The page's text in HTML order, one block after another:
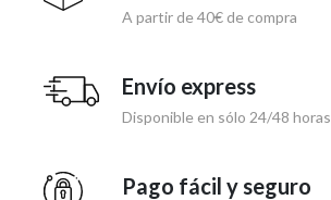
A partir de 40€ de compra
Envío express
Disponible en sólo 24/48 horas
Pago fácil y seguro